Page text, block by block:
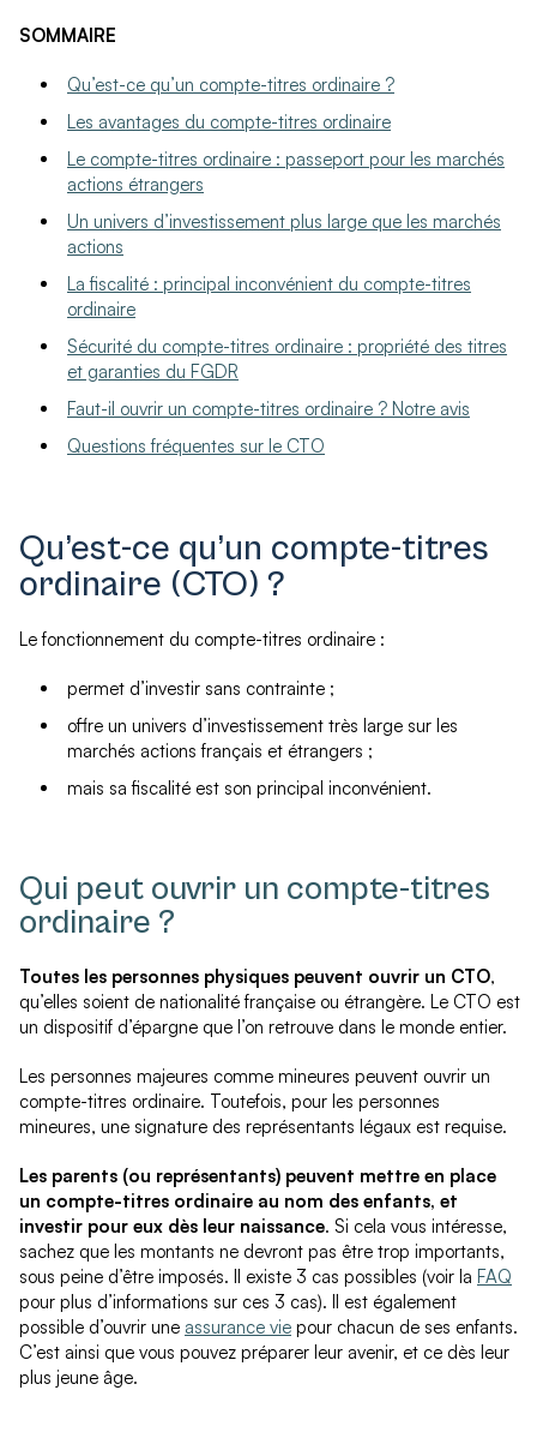
SOMMAIRE
Qu’est-ce qu’un compte-titres ordinaire ?
Les avantages du compte-titres ordinaire
Le compte-titres ordinaire : passeport pour les marchés
actions étrangers
Un univers d’investissement plus large que les marchés
actions
La fiscalité : principal inconvénient du compte-titres
ordinaire
Sécurité du compte-titres ordinaire : propriété des titres
et garanties du FGDR
Faut-il ouvrir un compte-titres ordinaire ? Notre avis
Questions fréquentes sur le CTO
Qu’est-ce qu’un compte-titres
ordinaire (CTO) ?
Le fonctionnement du compte-titres ordinaire :
permet d’investir sans contrainte ;
offre un univers d’investissement très large sur les
marchés actions français et étrangers ;
mais sa fiscalité est son principal inconvénient.
Qui peut ouvrir un compte-titres
ordinaire ?
Toutes les personnes physiques peuvent ouvrir un CTO,
qu’elles soient de nationalité française ou étrangère. Le CTO est
un dispositif d’épargne que l’on retrouve dans le monde entier.
Les personnes majeures comme mineures peuvent ouvrir un
compte-titres ordinaire. Toutefois, pour les personnes
mineures, une signature des représentants légaux est requise.
Les parents (ou représentants) peuvent mettre en place
un compte-titres ordinaire au nom des enfants, et
investir pour eux dès leur naissance. Si cela vous intéresse,
sachez que les montants ne devront pas être trop importants,
sous peine d’être imposés. Il existe 3 cas possibles (voir la FAQ
pour plus d’informations sur ces 3 cas). Il est également
possible d’ouvrir une assurance vie pour chacun de ses enfants.
C’est ainsi que vous pouvez préparer leur avenir, et ce dès leur
plus jeune âge.